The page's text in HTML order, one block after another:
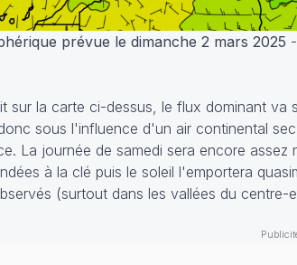
prévue le dimanche 2 mars 2025
sur la carte ci-dessus, le flux dominant
sous l'influence d'un air continental
La journée de samedi sera encore
à la clé puis le soleil l'emportera
(surtout dans les vallées du centre-